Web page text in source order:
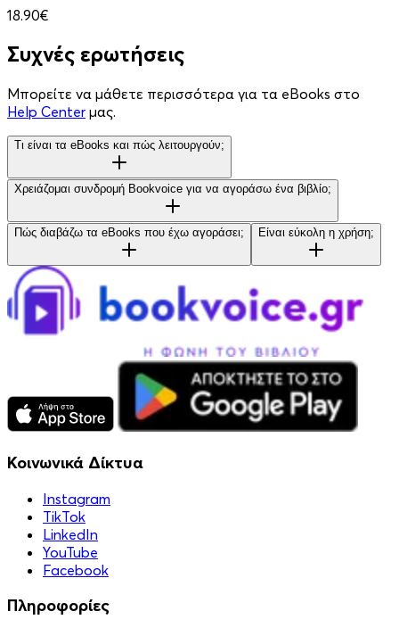
18.90€
Συχνές ερωτήσεις
Μπορείτε να μάθετε περισσότερα για τα eBooks στο
Help Center μας.
Τι είναι τα eBooks και πώς λειτουργούν;
Χρειάζομαι συνδρομή Bookvoice για να αγοράσω ένα βιβλίο;
Πώς διαβάζω τα eBooks που έχω αγοράσει; Είναι εύκολη η χρήση;
Κοινωνικά Δίκτυα
Instagram
TikTok
LinkedIn
YouTube
Facebook
Πληροφορίες